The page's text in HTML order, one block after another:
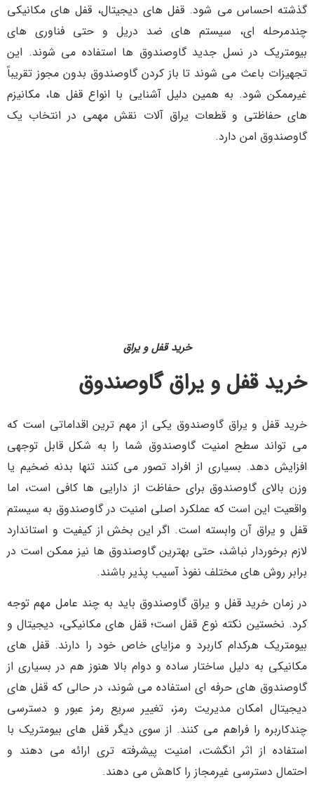
گذشته احساس می شود. قفل های دیجیتال، قفل های مکانیکی
چندمرحله ای، سیستم های ضد دریل و حتی فناوری های
بیومتریک در نسل جدید گاوصندوق ها استفاده می شوند. این
تجهیزات باعث می شوند تا باز کردن گاوصندوق بدون مجوز تقریباً
غیرممکن شود. به همین دلیل آشنایی با انواع قفل ها، مکانیزم
های حفاظتی و قطعات یراق آلات نقش مهمی در انتخاب یک
گاوصندوق امن دارد.
خرید قفل و یراق
خرید قفل و یراق گاوصندوق
خرید قفل و یراق گاوصندوق یکی از مهم ترین اقداماتی است که
می تواند سطح امنیت گاوصندوق شما را به شکل قابل توجهی
افزایش دهد. بسیاری از افراد تصور می کنند تنها بدنه ضخیم یا
وزن بالای گاوصندوق برای حفاظت از دارایی ها کافی است، اما
واقعیت این است که عملکرد اصلی امنیت در گاوصندوق به سیستم
قفل و یراق آن وابسته است. اگر این بخش از کیفیت و استاندارد
لازم برخوردار نباشد، حتی بهترین گاوصندوق ها نیز ممکن است در
برابر روش های مختلف نفوذ آسیب پذیر باشند.
در زمان خرید قفل و یراق گاوصندوق باید به چند عامل مهم توجه
کرد. نخستین نکته نوع قفل است؛ قفل های مکانیکی، دیجیتال و
بیومتریک هرکدام کاربرد و مزایای خاص خود را دارند. قفل های
مکانیکی به دلیل ساختار ساده و دوام بالا هنوز هم در بسیاری از
گاوصندوق های حرفه ای استفاده می شوند، در حالی که قفل های
دیجیتال امکان مدیریت رمز، تغییر سریع رمز عبور و دسترسی
چندکاربره را فراهم می کنند. از سوی دیگر قفل های بیومتریک با
استفاده از اثر انگشت، امنیت پیشرفته تری ارائه می دهند و
احتمال دسترسی غیرمجاز را کاهش می دهند.